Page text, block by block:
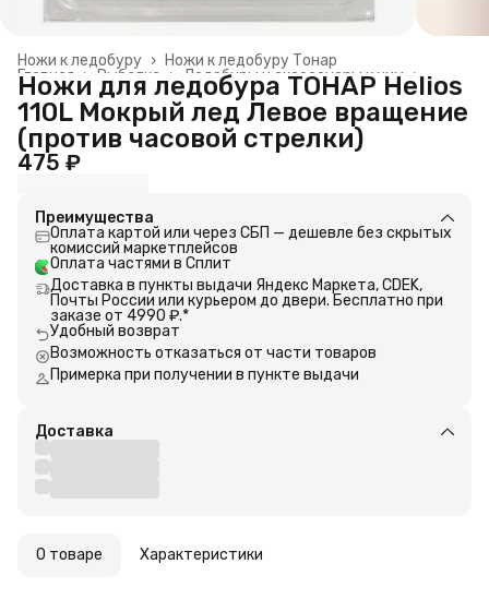
Ножи к ледобуру Тонар
Ножи к ледобуру ›
Ледобуры и аксессуары к ним ›
Рыбалка ›
Главная ›
Ножи для ледобура ТОНАР Helios
110L Мокрый лед Левое вращение
(против часовой стрелки)
475 ₽
Преимущества
Оплата картой или через СБП — дешевле без скрытых
комиссий маркетплейсов
Оплата частями в Сплит
Доставка в пункты выдачи Яндекс Маркета, CDEK,
Почты России или курьером до двери. Бесплатно при
заказе от 4990 ₽.*
Удобный возврат
Возможность отказаться от части товаров
Примерка при получении в пункте выдачи
Доставка
О товаре Характеристики